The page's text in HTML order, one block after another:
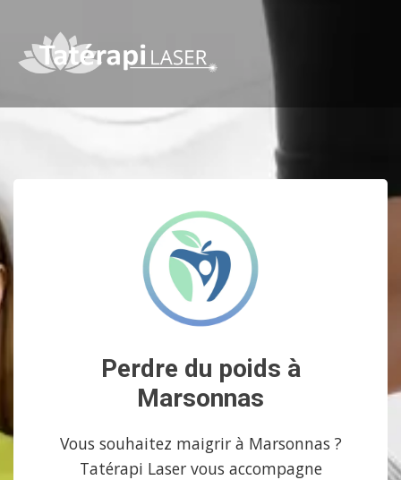
Perdre du poids à
Marsonnas
Vous souhaitez maigrir à Marsonnas ?
Tatérapi Laser vous accompagne